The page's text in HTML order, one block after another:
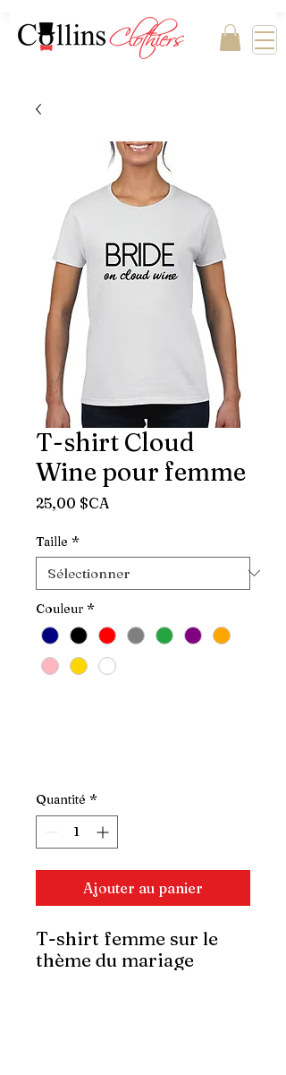
T-shirt Cloud
Wine pour femme
25,00 $CA
Taille *
Couleur *
Quantité *
Ajouter au panier
T-shirt femme sur le
thème du mariage